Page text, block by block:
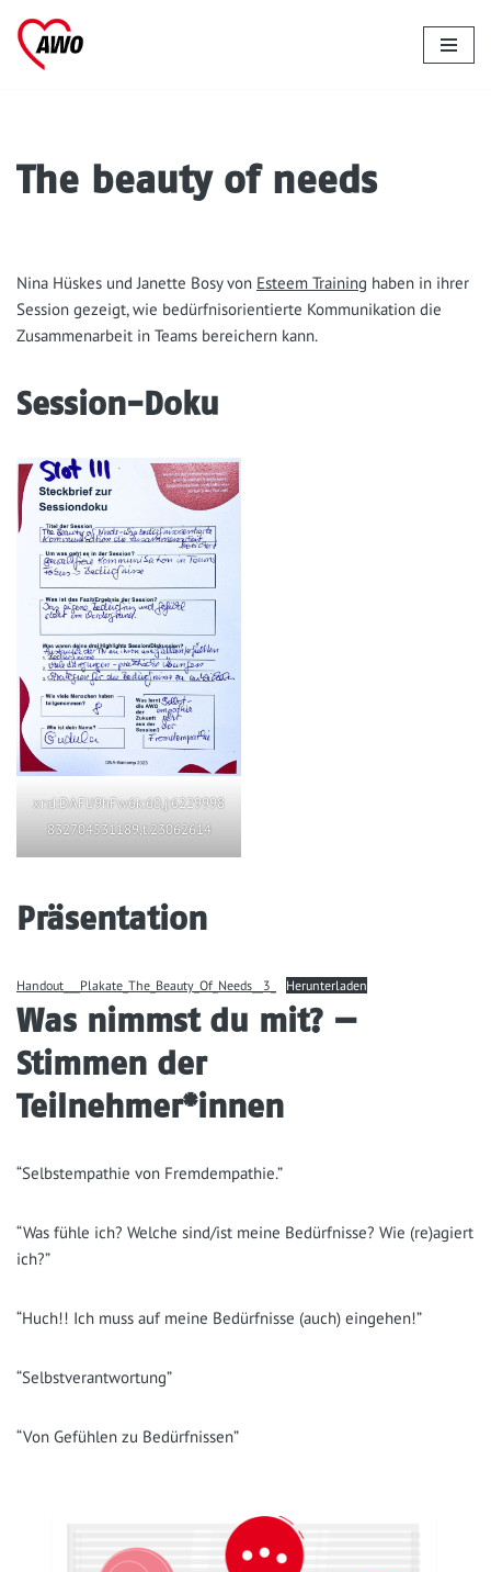
Zum
The beauty of needs
Nina Hüs­kes und Janet­te Bosy von Esteem Trai­ning haben in ihrer
Ses­si­on gezeigt, wie bedürf­nis­ori­en­tier­te Kom­mu­ni­ka­ti­on die
Zusam­men­ar­beit in Teams berei­chern kann.
Session-Doku
xr:d:DAFlJ9hFw6k:60,j:6229998
832704531189,t:23062614
Präsentation
Handout___Plakate_The_Beauty_Of_Needs__3_ Her­un­ter­la­den
Was nimmst du mit? —
Stimmen der
Teilnehmer*innen
“Selbst­em­pa­thie von Fremdempathie.”
“Was füh­le ich? Wel­che sind/ist mei­ne Bedürf­nis­se? Wie (re)agiert
ich?”
“Huch!! Ich muss auf mei­ne Bedürf­nis­se (auch) eingehen!”
“Selbst­ver­ant­wor­tung”
“Von Gefüh­len zu Bedürfnissen”